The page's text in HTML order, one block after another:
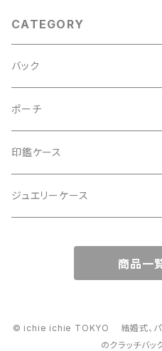
CATEGORY
バック
2Wayクラッチバッグ＆ハンドバッグ
ハンドバッグ・ショルダーバッグ
スマホショルダー、サコッシュ
トートーバッグ
コロンとしたハンドバッグ
ポーチ
コロンとした大容量コスメポーチ
ミニポーチ
印鑑ケース
ジュエリーケース
商品一
© ichie ichie TOKYO 結婚式、パー
のクラッチバッ